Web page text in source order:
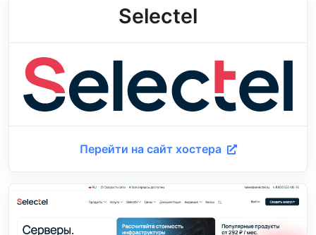
Selectel
Перейти на сайт хостера